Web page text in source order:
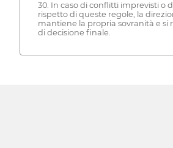
30. In caso di conflitti imprevisti o
rispetto di queste regole, la
mantiene la propria sovranità e si
di decisione finale.